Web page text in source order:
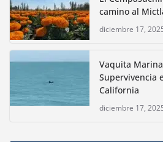
camino al
diciembre 17,
Vaquita
Supervivencia
California
diciembre 17,